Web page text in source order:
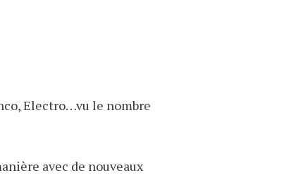
Electro…vu le nombre
avec de nouveaux